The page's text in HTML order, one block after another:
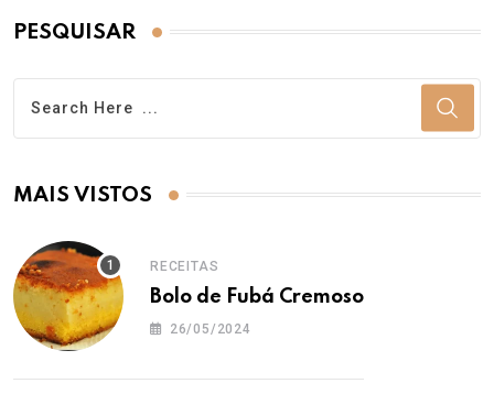
PESQUISAR
MAIS VISTOS
RECEITAS
Bolo de Fubá Cremoso
26/05/2024